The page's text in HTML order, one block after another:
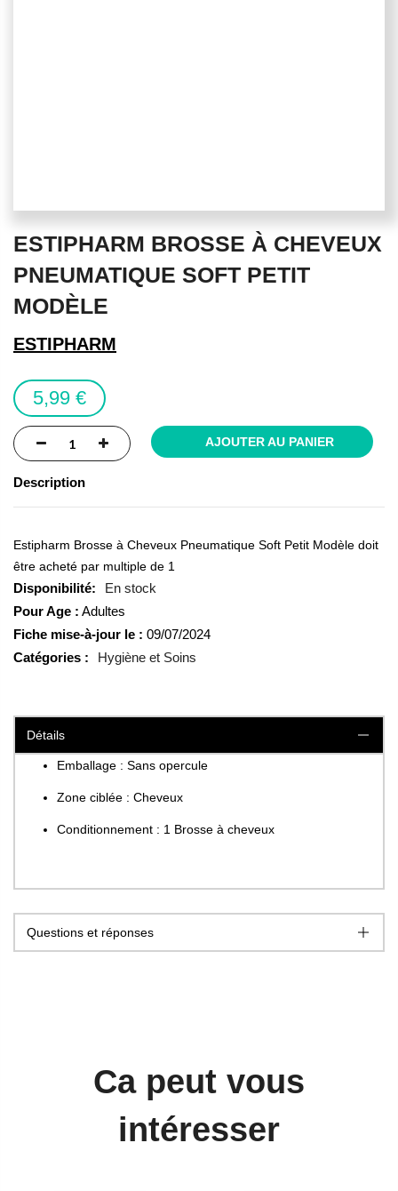
to
beginning
of
images
ESTIPHARM BROSSE À CHEVEUX
PNEUMATIQUE SOFT PETIT
MODÈLE
ESTIPHARM
5,99 €
AJOUTER AU PANIER
Description
Estipharm Brosse à Cheveux Pneumatique Soft Petit Modèle doit
être acheté par multiple de 1
En stock
Pour Age : Adultes
Fiche mise-à-jour le : 09/07/2024
Catégories :
Hygiène et Soins
Détails
Emballage : Sans opercule
Zone ciblée : Cheveux
Conditionnement : 1 Brosse à cheveux
Questions et réponses
Ca peut vous
intéresser